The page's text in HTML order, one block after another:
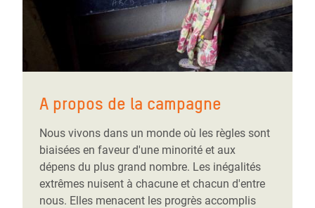
A propos de la campagne
Nous vivons dans un monde où les règles sont
biaisées en faveur d'une minorité et aux
dépens du plus grand nombre. Les inégalités
extrêmes nuisent à chacune et chacun d'entre
nous. Elles menacent les progrès accomplis